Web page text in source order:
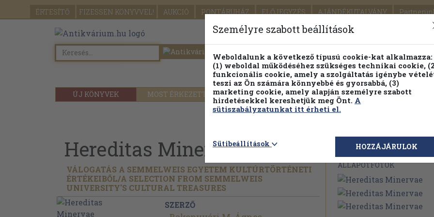
ÉRTESÍTŐ FIZESSEN KÖNYVVEL! AUKCIÓ PONTÁRUHÁZ ELŐJEGYZÉS AJÁNDÉKUTALVÁNY
SEGÍTSÉG
ÚJ KÖNYVEK MOST ÉRKEZETT PILLANATNYI ÁRAINK FENNTARTHATÓ
Részletes kereső Témaköri fa
Hereditas Minervae
VÁLOGATÁS A SEMMELWEIS EGYETEM KULTÚRTÖRTÉNETI
ÉRTÉKEIBŐL/A SELECTION FROM SEMMELWEIS
UNIVERSITY'S CULTURAL TREASURES
SZERZŐ
Megvásárolható
ÁLLAPOTFOTÓK
Személyre szabott beállítások
Weboldalunk a következő típusú cookie-kat alkalmazza:
(1) weboldal működéséhez szükséges technikai cookie,
funkcionális cookie, amely a szolgáltatás igénybe
teszi az Ön számára könnyebbé és gyorsabbá, (3)
marketing cookie, amely alapján személyre szabott
hirdetésekkel kereshetjük meg Önt. A
sütiszabályzatunkat itt érheti el.
Sütibeállítások HOZZÁJÁRULOK